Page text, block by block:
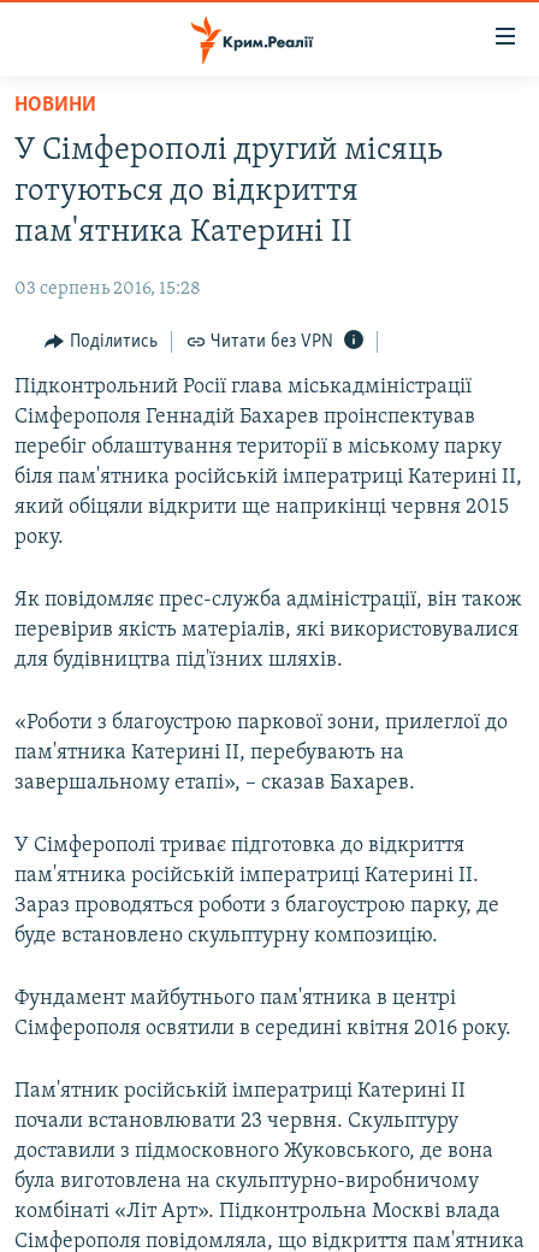
Перейти
основного
матеріалу
Перейти
до
основної
навігації
Перейти
пошуку
НОВИНИ
ВОДА.КРИМ
ВІДЕО ТА ФОТО
БЛОГИ
ПОГЛЯД
ІНТЕРВ'Ю
ВСЕ ЗА ДЕНЬ
СПЕЦПРОЕКТИ
ДЕПОРТАЦІЯ
СВІДЧЕННЯ ОКУПАЦІЇ
УКРАЇНСЬКА ПРОБЛЕМА КРИМУ
ЯК ОБІЙТИ БЛОКУВАННЯ
Qırımtatar
НОВИНИ
У Сімферополі другий місяць
готуються до відкриття
пам'ятника Катерині ІІ
03 серпень 2016, 15:28
Поділитись Читати без VPN
Підконтрольний Росії глава міськадміністрації
Сімферополя Геннадій Бахарев проінспектував
перебіг облаштування території в міському парку
біля пам'ятника російській імператриці Катерині ІІ,
який обіцяли відкрити ще наприкінці червня 2015
року.
Як повідомляє прес-служба адміністрації, він також
перевірив якість матеріалів, які використовувалися
для будівництва під'їзних шляхів.
«Роботи з благоустрою паркової зони, прилеглої до
пам'ятника Катерині II, перебувають на
завершальному етапі», – сказав Бахарев.
У Сімферополі триває підготовка до відкриття
пам'ятника російській імператриці Катерині ІІ.
Зараз проводяться роботи з благоустрою парку, де
буде встановлено скульптурну композицію.
Фундамент майбутнього пам'ятника в центрі
Сімферополя освятили в середині квітня 2016 року.
Пам'ятник російській імператриці Катерині II
почали встановлювати 23 червня. Скульптуру
доставили з підмосковного Жуковського, де вона
була виготовлена на скульптурно-виробничому
комбінаті «Літ Арт». Підконтрольна Москві влада
Сімферополя повідомляла, що відкриття пам'ятника